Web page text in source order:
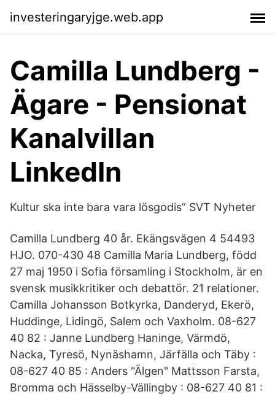
investeringaryjge.web.app
Camilla Lundberg -
Ägare - Pensionat
Kanalvillan
LinkedIn
Kultur ska inte bara vara lösgodis” SVT Nyheter
Camilla Lundberg 40 år. Ekängsvägen 4 54493
HJO. 070-430 48 Camilla Maria Lundberg, född
27 maj 1950 i Sofia församling i Stockholm, är en
svensk musikkritiker och debattör. 21 relationer.
Camilla Johansson Botkyrka, Danderyd, Ekerö,
Huddinge, Lidingö, Salem och Vaxholm. 08-627
40 82 : Janne Lundberg Haninge, Värmdö,
Nacka, Tyresö, Nynäshamn, Järfälla och Täby :
08-627 40 85 : Anders "Älgen" Mattsson Farsta,
Bromma och Hässelby-Vällingby : 08-627 40 81 :